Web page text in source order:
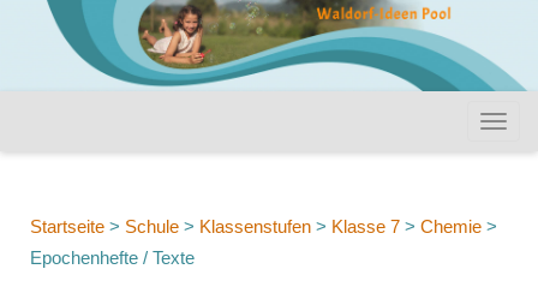
Startseite > Schule > Klassenstufen > Klasse 7 > Chemie >
Epochenhefte / Texte